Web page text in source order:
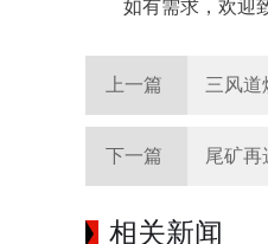
如有需求，欢迎
上一篇 三风道
下一篇 尾矿
相关新闻